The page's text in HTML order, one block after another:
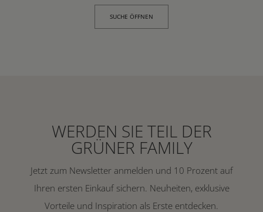
SUCHE ÖFFNEN
WERDEN SIE TEIL DER
GRÜNER FAMILY
Jetzt zum Newsletter anmelden und 10 Prozent auf
Ihren ersten Einkauf sichern. Neuheiten, exklusive
Vorteile und Inspiration als Erste entdecken.